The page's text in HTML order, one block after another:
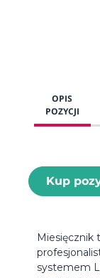
OPIS
POZYCJI
Kup
Miesięcznik
systemem